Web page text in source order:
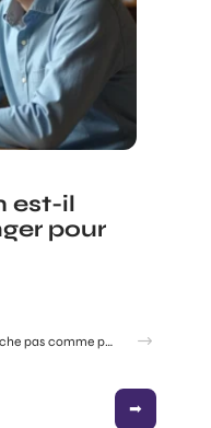
est-il
pour
Accéder à 192.168.1..109 en toute sécurité : les réglages à connaître en 2026